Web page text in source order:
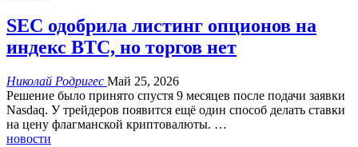
SEC одобрила листинг опционов на
индекс BTC, но торгов нет
Николай Родригес Май 25, 2026
Решение было принято спустя 9 месяцев после подачи заявки
Nasdaq. У трейдеров появится ещё один способ делать ставки
на цену флагманской криптовалюты. …
новости